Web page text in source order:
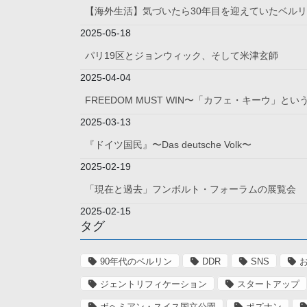
【海外生活】気づいたら30年目を迎えていたベル
2025-05-18
パリ19区とジョンウィック、そして米津玄師
2025-04-04
FREEDOM MUST WIN〜「カフェ・キーウ」とい
2025-03-13
『ドイツ国民』〜Das deutsche Volk〜
2025-02-19
「現在と過去」フンボルト・フォーラムの展覧会
2025-02-15
タグ
90年代のベルリン DDR SNS
ジェントリフィケーション スタートアップ